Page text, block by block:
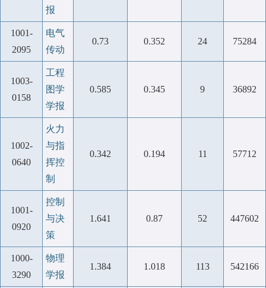
报
1001-
2095
电气
传动
0.73 0.352 24 75284
1003-
0158
工程
图学
学报
0.585 0.345 9 36892
1002-
0640
火力
与指
挥控
制
0.342 0.194 11 57712
1001-
0920
控制
与决
策
1.641 0.87 52 447602
1000-
3290
物理
学报
1.384 1.018 113 542166